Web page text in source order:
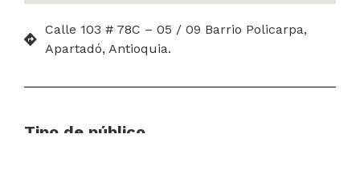
Calle 103 # 78C – 05 / 09 Barrio Policarpa,
Apartadó, Antioquia.
Tipo de público